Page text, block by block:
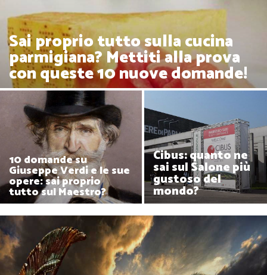
Sai proprio tutto sulla cucina
parmigiana? Mettiti alla prova
con queste 10 nuove domande!
10 domande su
Giuseppe Verdi e le sue
opere: sai proprio
tutto sul Maestro?
Cibus: quanto ne
sai sul Salone più
gustoso del
mondo?